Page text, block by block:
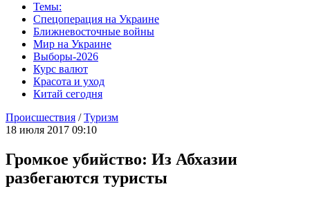
Темы:
Спецоперация на Украине
Ближневосточные войны
Мир на Украине
Выборы-2026
Курс валют
Красота и уход
Китай сегодня
Происшествия /Туризм
18 июля 2017 09:10
Громкое убийство: Из Абхазии
разбегаются туристы